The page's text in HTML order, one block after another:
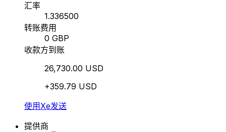
汇率
1.336500
转账费用
0 GBP
收款方到账
26,730.00 USD
+359.79 USD
使用Xe发送
提供商